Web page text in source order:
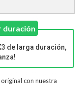
duración
de larga duración,
con nuestra